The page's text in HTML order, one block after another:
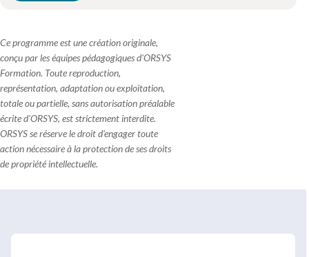
Ce programme est une création originale,
conçu par les équipes pédagogiques d'ORSYS
Formation. Toute reproduction,
représentation, adaptation ou exploitation,
totale ou partielle, sans autorisation préalable
écrite d'ORSYS, est strictement interdite.
ORSYS se réserve le droit d'engager toute
action nécessaire à la protection de ses droits
de propriété intellectuelle.